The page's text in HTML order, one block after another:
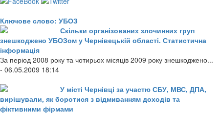
Ключове слово: УБОЗ
Скільки організованих злочинних груп
знешкоджено УБОЗом у Чернівецькій області. Статистична
інформація
За період 2008 року та чотирьох місяців 2009 року знешкоджено...
- 06.05.2009 18:14
У місті Чернівці за участю СБУ, МВС, ДПА,
вирішували, як боротися з відмиванням доходів та
фіктивними фірмами